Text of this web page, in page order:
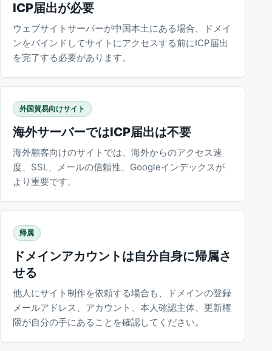
ICP届出が必要
ウェブサイトサーバーが中国本土にある場合、ドメイ
ンをバインドしてサイトにアクセスする前にICP届出
を完了する必要があります。
外国貿易向けサイト
海外サーバーではICP届出は不要
海外顧客向けのサイトでは、海外からのアクセス速
度、SSL、メールの信頼性、Googleインデックスが
より重要です。
帰属
ドメインアカウントは自分自身に帰属さ
せる
他人にサイト制作を依頼する場合も、ドメインの登録
メールアドレス、アカウント、本人確認主体、更新権
限が自分の手にあることを確認してください。